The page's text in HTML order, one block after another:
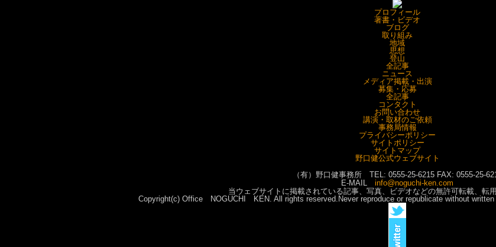
プロフィール
著書・ビデオ
ブログ
取り組み
地域
思想
登山
全記事
ニュース
メディア掲載・出演
募集・応募
全記事
コンタクト
お問い合わせ
講演・取材のご依頼
事務局情報
プライバシーポリシー
サイトポリシー
サイトマップ
野口健公式ウェブサイト
（有）野口健事務所 TEL: 0555-25-6215 FAX: 0555-25-
E-MAIL info@noguchi-ken.com
当ウェブサイトに掲載されている記事、写真、ビデオなどの無許可転載、転
Copyright(c) Office NOGUCHI KEN. All rights reserved.Never reproduce or republicate without